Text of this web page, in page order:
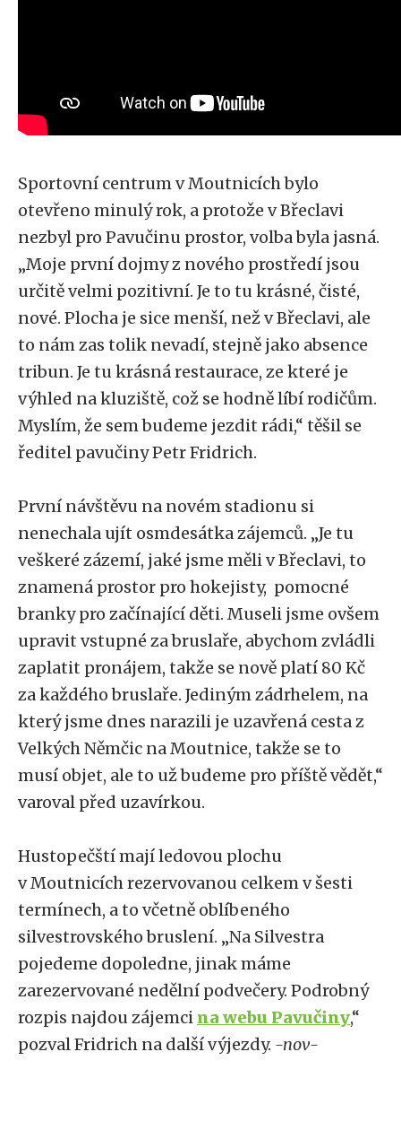
Sportovní centrum v Moutnicích bylo
otevřeno minulý rok, a protože v Břeclavi
nezbyl pro Pavučinu prostor, volba byla jasná.
„Moje první dojmy z nového prostředí jsou
určitě velmi pozitivní. Je to tu krásné, čisté,
nové. Plocha je sice menší, než v Břeclavi, ale
to nám zas tolik nevadí, stejně jako absence
tribun. Je tu krásná restaurace, ze které je
výhled na kluziště, což se hodně líbí rodičům.
Myslím, že sem budeme jezdit rádi,“ těšil se
ředitel pavučiny Petr Fridrich.
První návštěvu na novém stadionu si
nenechala ujít osmdesátka zájemců. „Je tu
veškeré zázemí, jaké jsme měli v Břeclavi, to
znamená prostor pro hokejisty, pomocné
branky pro začínající děti. Museli jsme ovšem
upravit vstupné za bruslaře, abychom zvládli
zaplatit pronájem, takže se nově platí 80 Kč
za každého bruslaře. Jediným zádrhelem, na
který jsme dnes narazili je uzavřená cesta z
Velkých Němčic na Moutnice, takže se to
musí objet, ale to už budeme pro příště vědět,“
varoval před uzavírkou.
Hustopečští mají ledovou plochu
v Moutnicích rezervovanou celkem v šesti
termínech, a to včetně oblíbeného
silvestrovského bruslení. „Na Silvestra
pojedeme dopoledne, jinak máme
zarezervované nedělní podvečery. Podrobný
rozpis najdou zájemci na webu Pavučiny,“
pozval Fridrich na další výjezdy. -nov-